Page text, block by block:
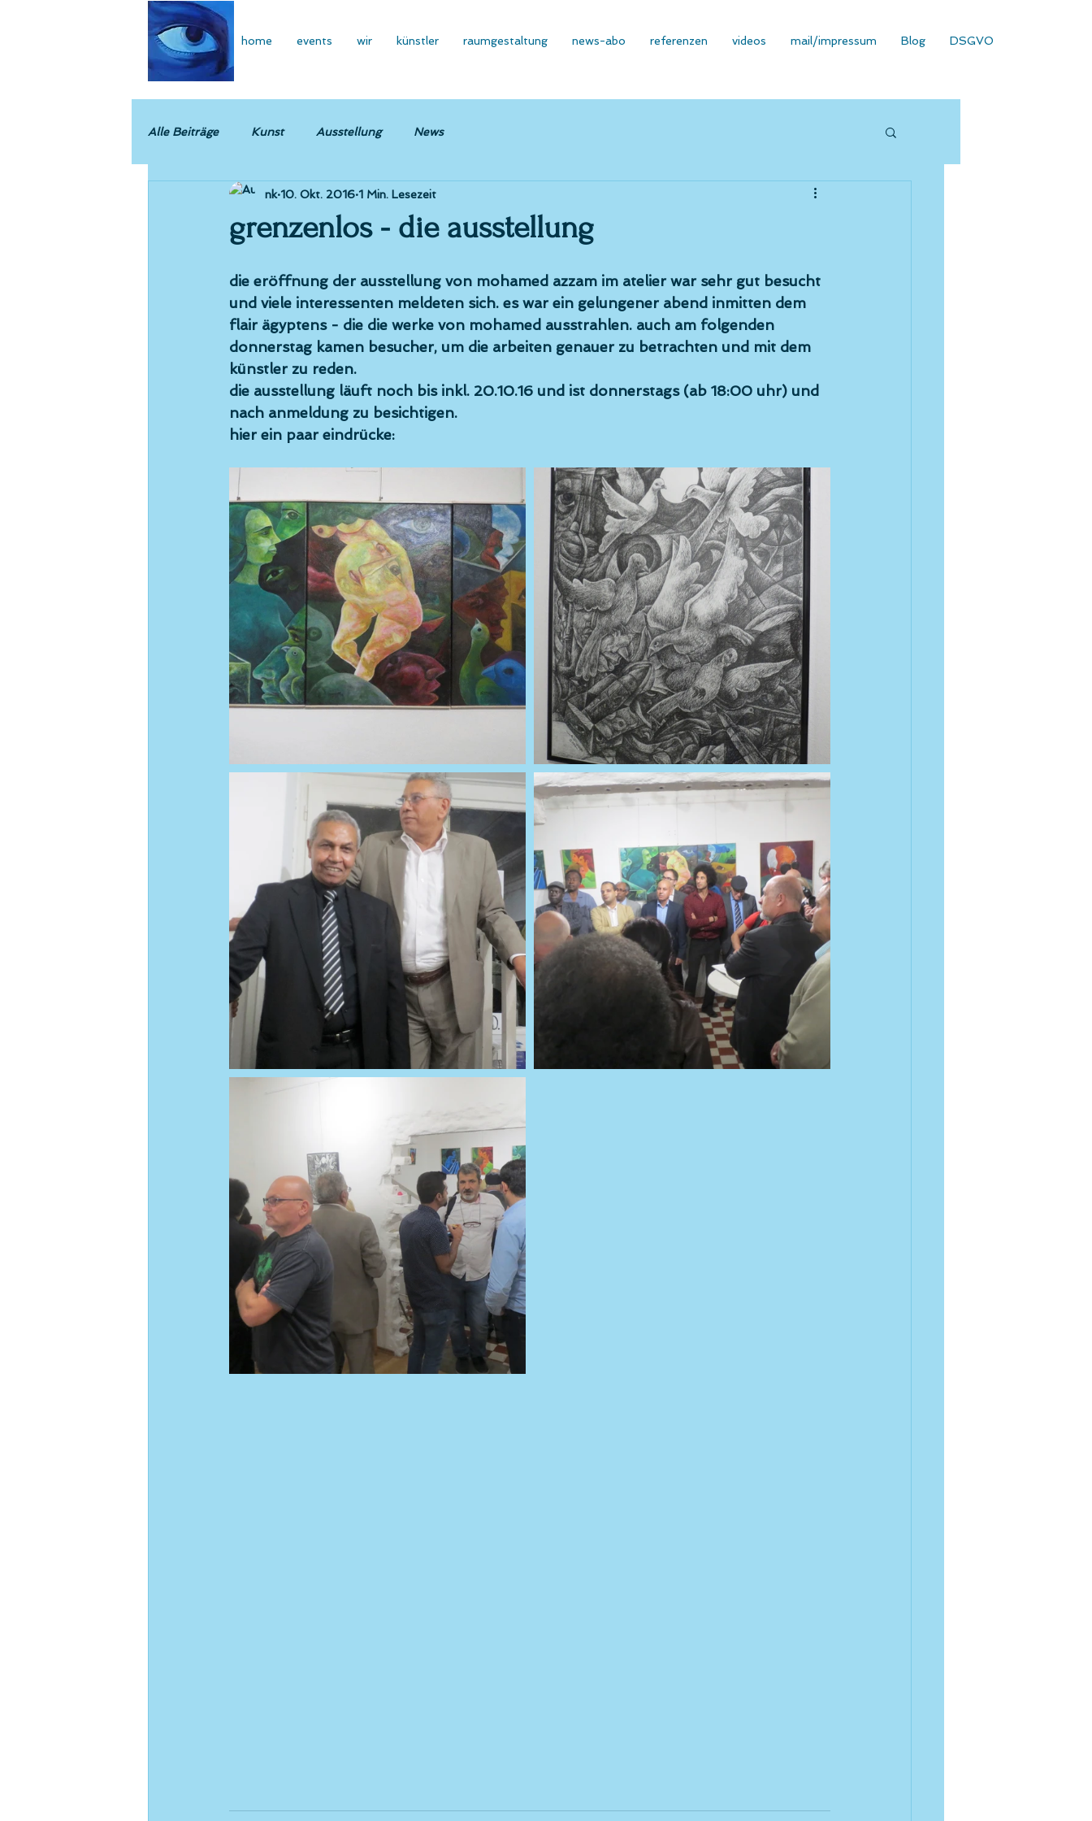
home events wir künstler raumgestaltung news-abo referenzen videos mail/impressum Blog DSGVO
Alle Beiträge Kunst Ausstellung News
grenzenlos - die ausstellung
nk 10. Okt. 2016 1 Min. Lesezeit
die eröffnung der ausstellung von mohamed azzam im atelier war sehr gut besucht
und viele interessenten meldeten sich. es war ein gelungener abend inmitten dem
flair ägyptens - die die werke von mohamed ausstrahlen. auch am folgenden
donnerstag kamen besucher, um die arbeiten genauer zu betrachten und mit dem
künstler zu reden.
die ausstellung läuft noch bis inkl. 20.10.16 und ist donnerstags (ab 18:00 uhr) und
nach anmeldung zu besichtigen.
hier ein paar eindrücke: